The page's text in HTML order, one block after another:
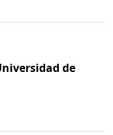
de